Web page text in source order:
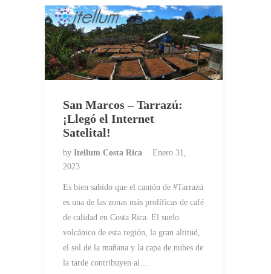
San Marcos – Tarrazú:
¡Llegó el Internet
Satelital!
by Itellum Costa Rica
Enero 31,
2023
Es bien sabido que el cantón de #Tarrazú
es una de las zonas más prolíficas de café
de calidad en Costa Rica. El suelo
volcánico de esta región, la gran altitud,
el sol de la mañana y la capa de nubes de
la tarde contribuyen al…